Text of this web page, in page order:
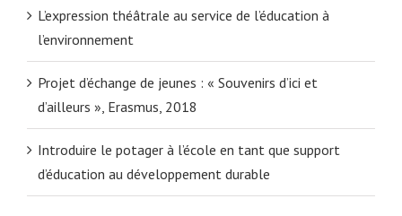
L’expression théâtrale au service de l’éducation à
l’environnement
Projet d’échange de jeunes : « Souvenirs d’ici et
d’ailleurs », Erasmus, 2018
Introduire le potager à l’école en tant que support
d’éducation au développement durable